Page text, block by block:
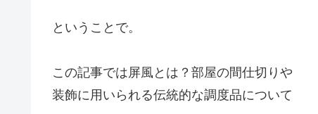
ということで。
この記事では屏風とは？部屋の間仕切りや
装飾に用いられる伝統的な調度品について